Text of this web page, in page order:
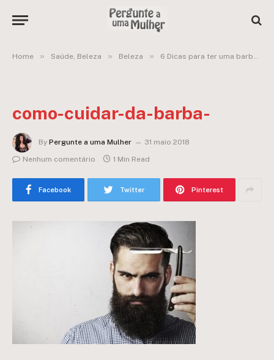
Home » Saúde, Beleza » Beleza » 6 Dicas para ter uma barba cheia e bem cuidada
como-cuidar-da-barba-
By Pergunte a uma Mulher
31 maio 2018
Nenhum comentário
1 Min Read
Facebook Twitter Pinterest